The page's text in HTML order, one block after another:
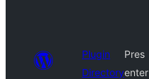
Plugin
Directory
Pres
enter